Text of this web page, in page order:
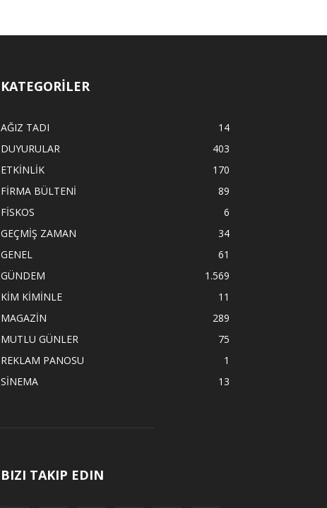
KATEGORİLER
AĞIZ TADI
14
DUYURULAR
403
ETKİNLİK
170
FİRMA BÜLTENİ
89
FİSKOS
6
GEÇMİŞ ZAMAN
34
GENEL
61
GÜNDEM
1.569
KİM KİMİNLE
11
MAGAZİN
289
MUTLU GÜNLER
75
REKLAM PANOSU
1
SİNEMA
13
BIZI TAKIP EDIN